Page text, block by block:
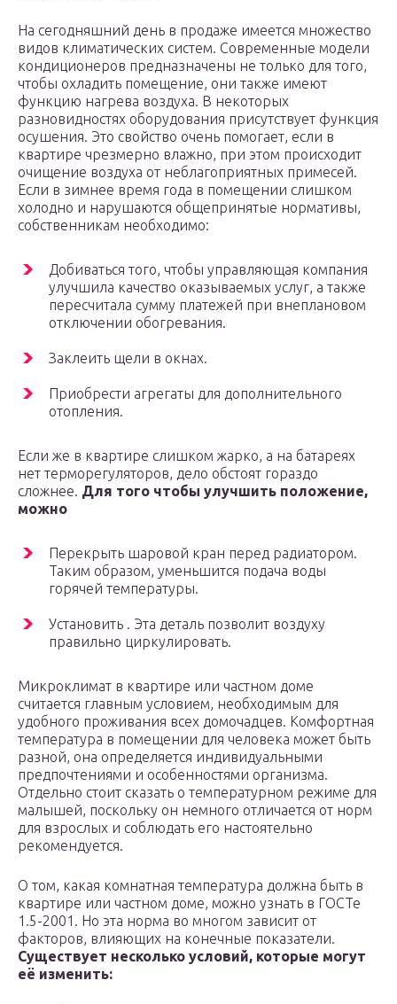
На сегодняшний день в продаже имеется множество
видов климатических систем. Современные модели
кондиционеров предназначены не только для того,
чтобы охладить помещение, они также имеют
функцию нагрева воздуха. В некоторых
разновидностях оборудования присутствует функция
осушения. Это свойство очень помогает, если в
квартире чрезмерно влажно, при этом происходит
очищение воздуха от неблагоприятных примесей.
Если в зимнее время года в помещении слишком
холодно и нарушаются общепринятые нормативы,
собственникам необходимо:
Добиваться того, чтобы управляющая компания
улучшила качество оказываемых услуг, а также
пересчитала сумму платежей при внеплановом
отключении обогревания.
Заклеить щели в окнах.
Приобрести агрегаты для дополнительного
отопления.
Если же в квартире слишком жарко, а на батареях
нет терморегуляторов, дело обстоят гораздо
сложнее. Для того чтобы улучшить положение,
можно
Перекрыть шаровой кран перед радиатором.
Таким образом, уменьшится подача воды
горячей температуры.
Установить . Эта деталь позволит воздуху
правильно циркулировать.
Микроклимат в квартире или частном доме
считается главным условием, необходимым для
удобного проживания всех домочадцев. Комфортная
температура в помещении для человека может быть
разной, она определяется индивидуальными
предпочтениями и особенностями организма.
Отдельно стоит сказать о температурном режиме для
малышей, поскольку он немного отличается от норм
для взрослых и соблюдать его настоятельно
рекомендуется.
О том, какая комнатная температура должна быть в
квартире или частном доме, можно узнать в ГОСТе
1.5-2001. Но эта норма во многом зависит от
факторов, влияющих на конечные показатели.
Существует несколько условий, которые могут
её изменить: